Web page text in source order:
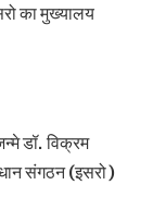
का मुख्यालय
डॉ. विक्रम
संगठन (इसरो)